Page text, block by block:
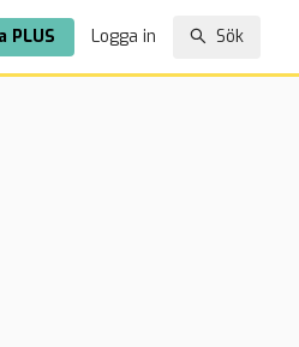
PLUS Logga in Sök